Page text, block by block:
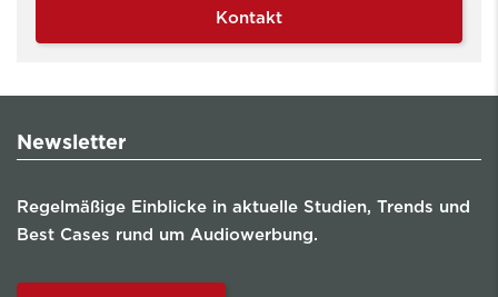
Kontakt
Newsletter
Regelmäßige Einblicke in aktuelle Studien, Trends und
Best Cases rund um Audiowerbung.